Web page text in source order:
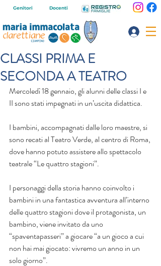
Genitori Docenti
CLASSI PRIMA E
SECONDA A TEATRO
Mercoledì 18 gennaio, gli alunni delle classi I e
II sono stati impegnati in un’uscita didattica.
I bambini, accompagnati dalle loro maestre, si
sono recati al Teatro Verde, al centro di Roma,
dove hanno potuto assistere allo spettacolo
teatrale “Le quattro stagioni”.
I personaggi della storia hanno coinvolto i
bambini in una fantastica avventura all’interno
delle quattro stagioni dove il protagonista, un
bambino, viene invitato da uno
“spaventapasseri” a giocare “a un gioco a cui
non hai mai giocato: vivremo un anno in un
solo giorno”.